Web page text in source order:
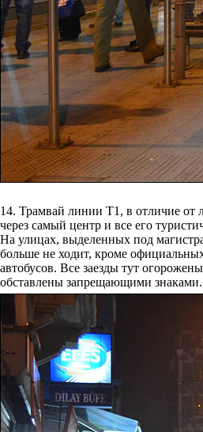
14. Трамвай линии Т1, в отличие от
через самый центр и все его
На улицах, выделенных под
больше не ходит, кроме
автобусов. Все заезды тут
обставлены запрещающими знаками.